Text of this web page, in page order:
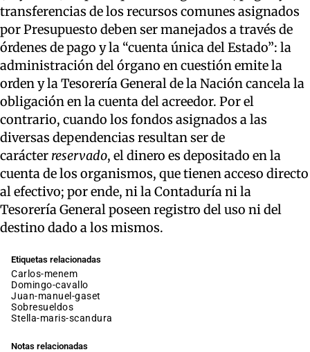
transferencias de los recursos comunes asignados
por Presupuesto deben ser manejados a través de
órdenes de pago y la “cuenta única del Estado”: la
administración del órgano en cuestión emite la
orden y la Tesorería General de la Nación cancela la
obligación en la cuenta del acreedor. Por el
contrario, cuando los fondos asignados a las
diversas dependencias resultan ser de
carácter reservado, el dinero es depositado en la
cuenta de los organismos, que tienen acceso directo
al efectivo; por ende, ni la Contaduría ni la
Tesorería General poseen registro del uso ni del
destino dado a los mismos.
Etiquetas relacionadas
carlos-menem
domingo-cavallo
juan-manuel-gaset
sobresueldos
stella-maris-scandura
Notas relacionadas